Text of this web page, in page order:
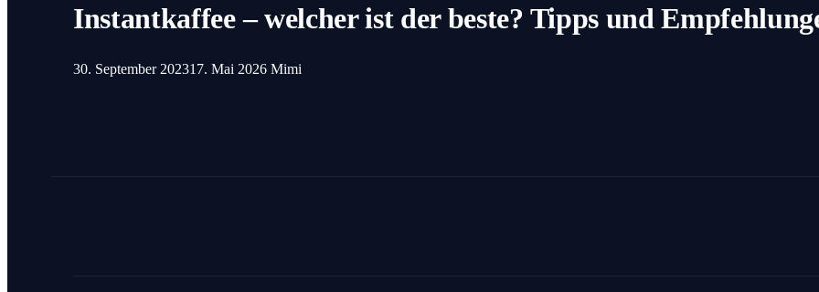
Instantkaffee – welcher ist der beste? Tipps und
30. September 202317. Mai 2026 Mimi